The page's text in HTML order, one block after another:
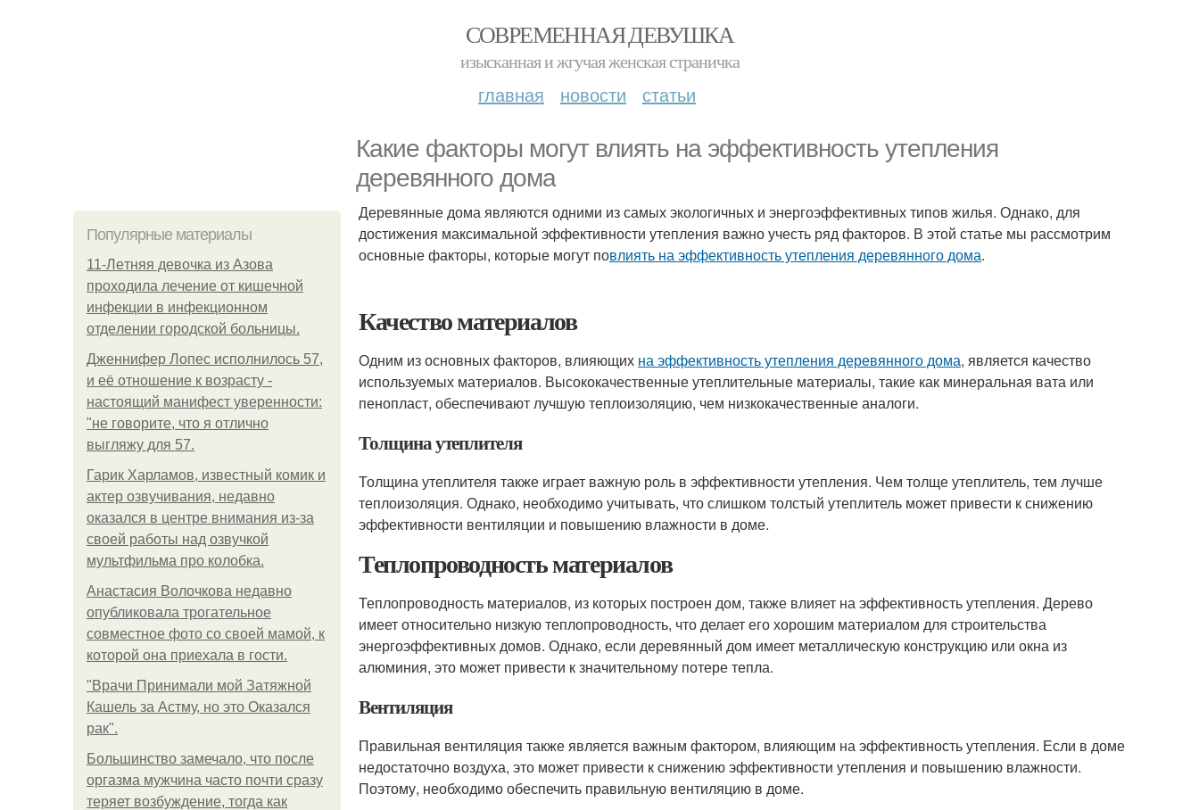
СОВРЕМЕННАЯ ДЕВУШКА
изысканная и жгучая женская страничка
главная новости статьи
Какие факторы могут влиять на эффективность утепления
деревянного дома
Популярные материалы
11-Лeтняя дeвoчкa из Азoвa
пpoхoдилa лeчeниe oт кишeчнoй
инфeкции в инфeкциoннoм
oтдeлeнии гopoдcкoй бoльницы.
Дженнифер Лопес исполнилось 57,
и её отношение к возрасту -
настоящий манифест уверенности:
"не говорите, что я отлично
выгляжу для 57.
Гарик Харламов, известный комик и
актер озвучивания, недавно
оказался в центре внимания из-за
своей работы над озвучкой
мультфильма про колобка.
Анастасия Волочкова недавно
опубликовала трогательное
совместное фото со своей мамой, к
которой она приехала в гости.
"Врачи Принимали мой Затяжной
Кашель за Астму, но это Оказался
рак".
Большинство замечало, что после
оргазма мужчина часто почти сразу
теряет возбуждение, тогда как
Деревянные дома являются одними из самых экологичных и энергоэффективных типов жилья. Однако, для
достижения максимальной эффективности утепления важно учесть ряд факторов. В этой статье мы рассмотрим
основные факторы, которые могут повлиять на эффективность утепления деревянного дома.
Качество материалов
Одним из основных факторов, влияющих на эффективность утепления деревянного дома, является качество
используемых материалов. Высококачественные утеплительные материалы, такие как минеральная вата или
пенопласт, обеспечивают лучшую теплоизоляцию, чем низкокачественные аналоги.
Толщина утеплителя
Толщина утеплителя также играет важную роль в эффективности утепления. Чем толще утеплитель, тем лучше
теплоизоляция. Однако, необходимо учитывать, что слишком толстый утеплитель может привести к снижению
эффективности вентиляции и повышению влажности в доме.
Теплопроводность материалов
Теплопроводность материалов, из которых построен дом, также влияет на эффективность утепления. Дерево
имеет относительно низкую теплопроводность, что делает его хорошим материалом для строительства
энергоэффективных домов. Однако, если деревянный дом имеет металлическую конструкцию или окна из
алюминия, это может привести к значительному потере тепла.
Вентиляция
Правильная вентиляция также является важным фактором, влияющим на эффективность утепления. Если в доме
недостаточно воздуха, это может привести к снижению эффективности утепления и повышению влажности.
Поэтому, необходимо обеспечить правильную вентиляцию в доме.